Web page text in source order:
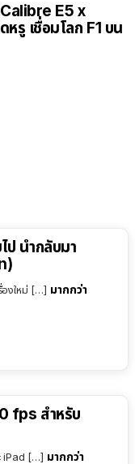
E5 x
รู เชื่อมโลก F1 บน
ป นำกลับมา
องใหม่ […] มากกว่า
fps สำหรับ
iPad […] มากกว่า